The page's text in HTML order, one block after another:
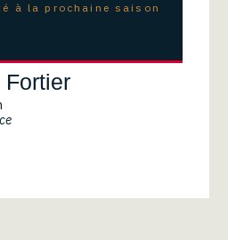
à la prochaine saison
Fortier